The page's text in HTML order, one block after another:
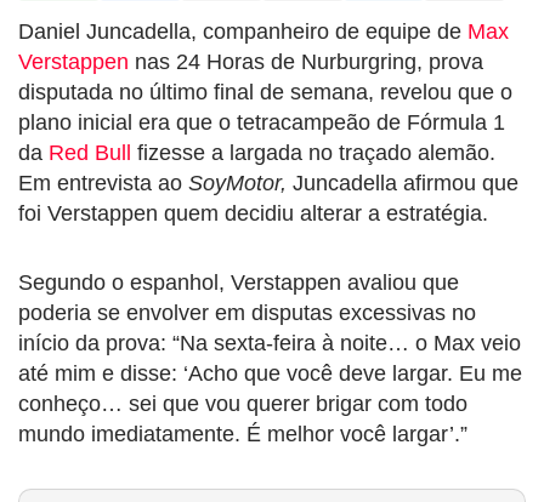
Daniel Juncadella, companheiro de equipe de Max
Verstappen nas 24 Horas de Nurburgring, prova
disputada no último final de semana, revelou que o
plano inicial era que o tetracampeão de Fórmula 1
da Red Bull fizesse a largada no traçado alemão.
Em entrevista ao SoyMotor, Juncadella afirmou que
foi Verstappen quem decidiu alterar a estratégia.
Segundo o espanhol, Verstappen avaliou que
poderia se envolver em disputas excessivas no
início da prova: “Na sexta-feira à noite… o Max veio
até mim e disse: ‘Acho que você deve largar. Eu me
conheço… sei que vou querer brigar com todo
mundo imediatamente. É melhor você largar’.”